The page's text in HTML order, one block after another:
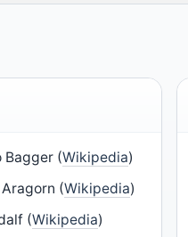
Bagger (Wikipedia)
(Wikipedia)
(Wikipedia)